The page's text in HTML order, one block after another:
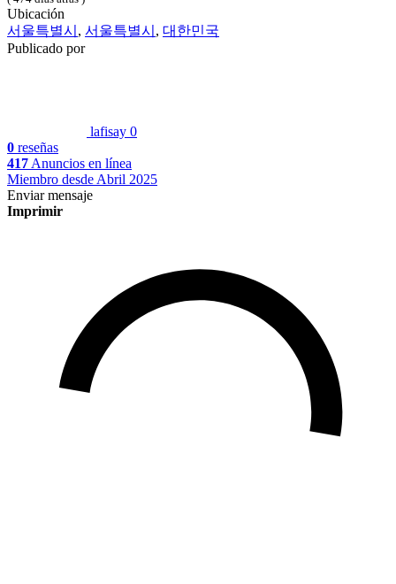
Ubicación
서울특별시 , 서울특별시 , 대한민국
Publicado por
lafisay 0
0 reseñas
417 Anuncios en línea
Miembro desde Abril 2025
Enviar mensaje
Imprimir